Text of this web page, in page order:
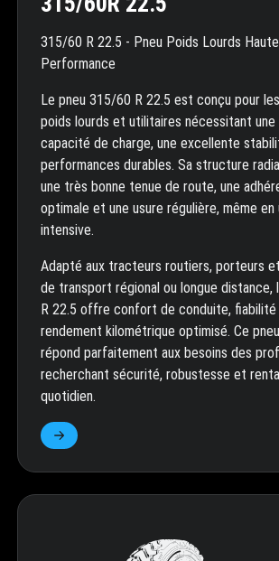
315/60 R 22.5 - Pneu Poids Lourds Haute
Performance
Le pneu 315/60 R 22.5 est conçu pour
poids lourds et utilitaires nécessitant
capacité de charge, une excellente
performances durables. Sa structure
une très bonne tenue de route, une
optimale et une usure régulière, même en
intensive.
Adapté aux tracteurs routiers, porteurs
de transport régional ou longue distance,
R 22.5 offre confort de conduite,
rendement kilométrique optimisé. Ce
répond parfaitement aux besoins des
recherchant sécurité, robustesse et
quotidien.